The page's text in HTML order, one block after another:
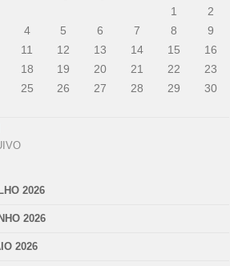
1
2
4 5 6 7 8
9
11 12 13 14 15
16
18 19 20 21 22
23
25 26 27 28 29
30
2026
2026
2026